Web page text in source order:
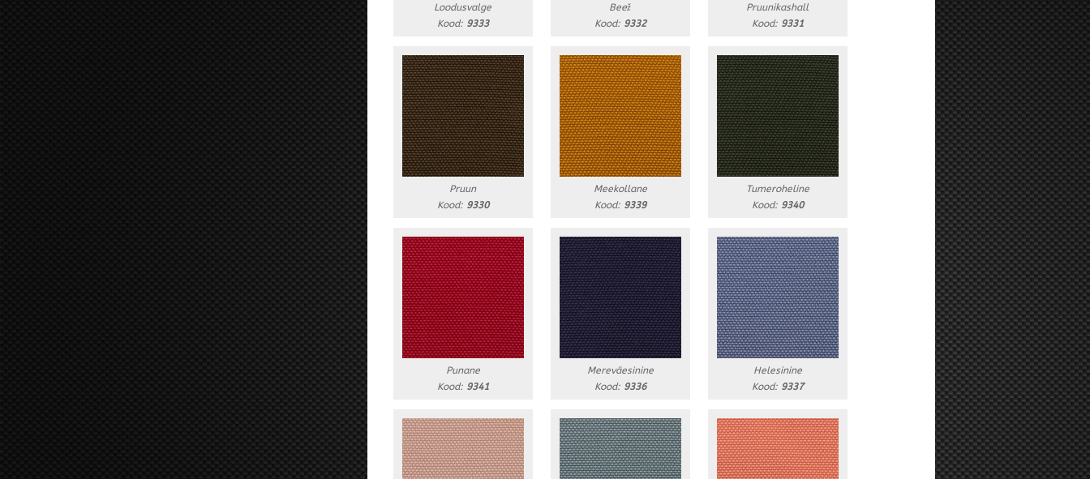
Loodusvalge
Kood: 9333
Beež
Kood: 9332
Pruunikashall
Kood: 9331
Pruun
Kood: 9330
Meekollane
Kood: 9339
Tumeroheline
Kood: 9340
Punane
Kood: 9341
Mereväesinine
Kood: 9336
Helesinine
Kood: 9337